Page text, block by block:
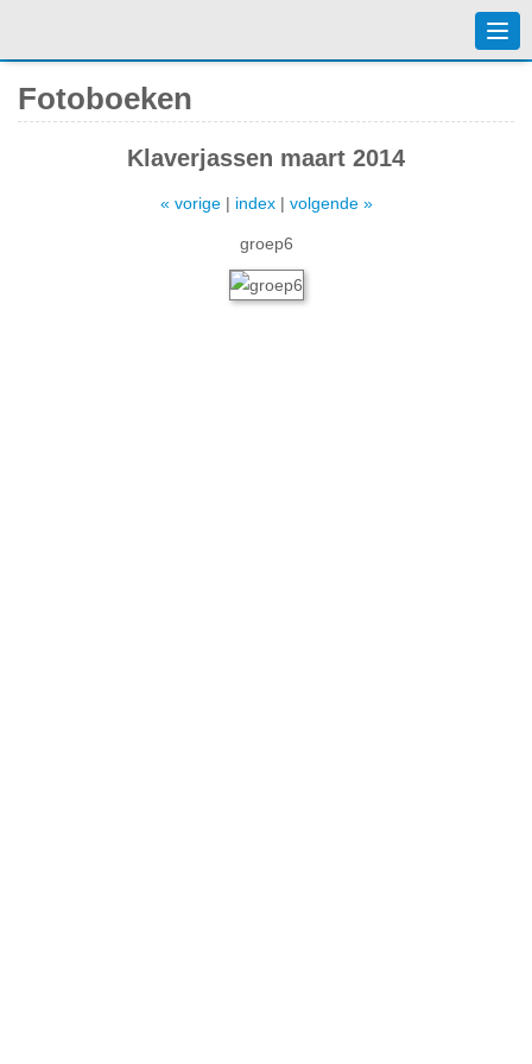
Fotoboeken
Klaverjassen maart 2014
« vorige| index| volgende »
groep6